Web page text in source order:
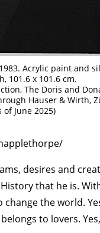
Acrylic paint and
101.6 x 101.6 cm.
The Doris and
Hauser & Wirth,
of June 2025)
desires and
that he is.
the world.
to lovers.